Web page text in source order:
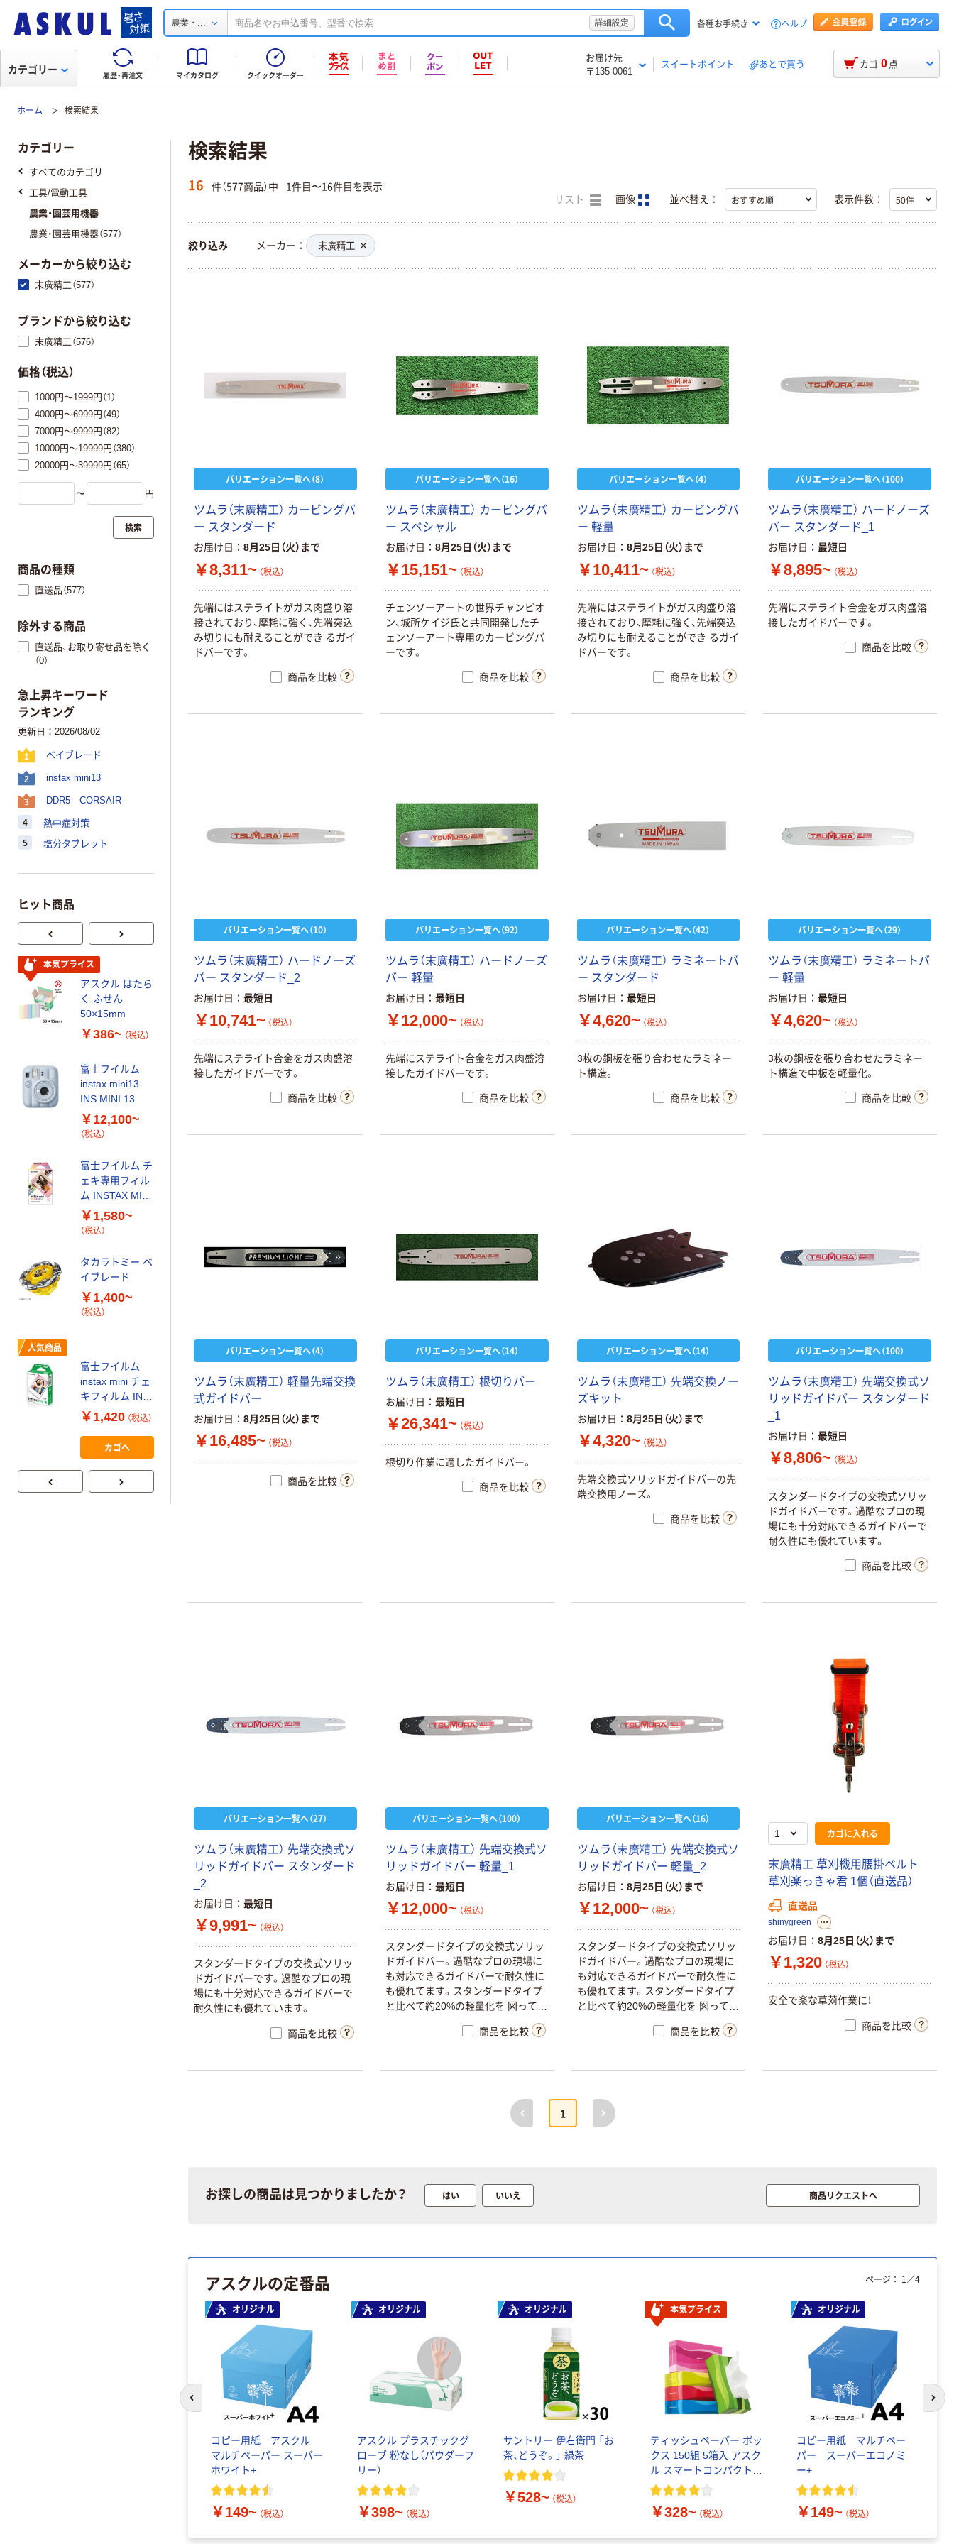
農業・ ... 詳細設定 各種お手続き ヘルプ
履歴・再注文 マイカタログ クイックオーダー
お届け先
〒135-0061
スイートポイント あとで買う
カテゴリー カゴ 0 点
ホーム 検索結果
検索結果
16 件（577商品）中 1件目〜16件目を表示
リスト 画像 並べ替え： 表示件数：
絞り込み メーカー 末廣精工
バリエーション一覧へ（8）
ツムラ （末廣精工） カー ビ ングバ
ー スタ ンダー ド
お届け日 8月25日（火）まで
￥8,311~ （税込）
先端にはステライ トがガス肉盛り 溶
接されており 、 摩耗に強く 、 先端突込
み切 り にも耐え る こ とができ るガイ
ド バーです。
商品を比較
バリエーション一覧へ（16）
ツムラ （末廣精工） カー ビ ングバ
ー スペシャ ル
お届け日 8月25日（火）まで
￥15,151~ （税込）
チェ ンソーアー トの世界チャ ンピオ
ン、城所ケイジ氏と共同 開発したチ
ェ ンソーアー ト専用のカービングバ
ーです。
商品を比較
バリエーション一覧へ（4）
ツムラ （末廣精工） カー ビ ングバ
ー 軽量
お届け日 8月25日（火）まで
￥10,411~ （税込）
先端にはステライ トがガス肉盛り 溶
接されており 、 摩耗に強く 、 先端突込
み切 り にも耐え る こ とができ るガイ
ド バーです。
商品を比較
バリエーション一覧へ（100）
ツムラ （末廣精工） ハー ド ノ ーズ
バー スタ ンダー ド 1
お届け日 最短日
￥8,895~ （税込）
先端にステライ ト合金をガス肉盛溶
接したガイ ド バーです。
商品を比較
バリエーション一覧へ（10）
ツムラ （末廣精工） ハー ド ノ ーズ
バー スタ ンダー ド 2
お届け日 最短日
￥10,741~ （税込）
先端にステライ ト合金をガス肉盛溶
接したガイ ド バーです。
商品を比較
バリエーション一覧へ（92）
ツムラ （末廣精工） ハー ド ノ ーズ
バー 軽量
お届け日 最短日
￥12,000~ （税込）
先端にステライ ト合金をガス肉盛溶
接したガイ ド バーです。
商品を比較
バリエーション一覧へ（42）
ツムラ （末廣精工） ラ ミ ネー トバ
ー スタ ンダー ド
お届け日 最短日
￥4,620~ （税込）
3枚の鋼板を張り合わせたラミネー
ト構造。
商品を比較
バリエーション一覧へ（29）
ツムラ （末廣精工） ラ ミ ネー トバ
ー 軽量
お届け日 最短日
￥4,620~ （税込）
3枚の鋼板を張り合わせたラミネー
ト構造で中板を軽量化。
商品を比較
バリエーション一覧へ（4）
ツムラ （末廣精工） 軽量先端交換
式ガイ ドバー
お届け日 8月25日（火）まで
￥16,485~ （税込）
商品を比較
バリエーション一覧へ（14）
ツムラ （末廣精工） 根切 り バー
お届け日 最短日
￥26,341~ （税込）
根切 り作業に適したガイ ド バー。
商品を比較
バリエーション一覧へ（14）
ツムラ （末廣精工） 先端交換 ノ ー
ズキ ッ ト
お届け日 8月25日（火）まで
￥4,320~ （税込）
先端交換式ソ リ ッ ドガイ ド バーの先
端交換用 ノ ーズ。
商品を比較
バリエーション一覧へ（100）
ツムラ （末廣精工） 先端交換式ソ
リ ッ ドガイ ドバー スタ ンダー ド
1
お届け日 最短日
￥8,806~ （税込）
スタ ンダー ドタイプの交換式ソ リ ッ
ドガイ ド バーです。過酷なプロの現
場にも十分対応できるガイ ド バーで
耐久性にも優れています。
商品を比較
バリエーション一覧へ（27）
ツムラ （末廣精工） 先端交換式ソ
リ ッ ドガイ ドバー スタ ンダー ド
2
お届け日 最短日
￥9,991~ （税込）
スタ ンダー ドタイプの交換式ソ リ ッ
ドガイ ドバーです。 過酷なプロの現
場にも十分対応できるガイ ドバーで
耐久性にも優れています。
商品を比較
バリエーション一覧へ（100）
ツムラ （末廣精工） 先端交換式ソ
リ ッ ドガイ ドバー 軽量 1
お届け日 最短日
￥12,000~ （税込）
スタ ンダー ドタイプの交換式ソ リ ッ
ドガイ ドバー。 過酷なプロの現場に
も対応できるガイ ドバーで耐久性に
も優れてます。 スタ ンダー ドタイプ
と 比べて約20%の軽量化を 図 ってま
商品を比較
バリエーション一覧へ（16）
ツムラ （末廣精工） 先端交換式ソ
リ ッ ドガイ ドバー 軽量 2
お届け日 8月25日（火）まで
￥12,000~ （税込）
スタ ンダー ドタイプの交換式ソ リ ッ
ドガイ ドバー。 過酷なプロの現場に
も対応できるガイ ドバーで耐久性に
も優れてます。 スタ ンダー ドタイプ
と 比べて約20%の軽量化を 図 ってま
商品を比較
カゴに入れる
末廣精工 草刈機用 腰掛ベル ト
草刈楽っ き ゃ君 1個 （直送品）
直送品
shinygreen
お届け日 8月25日（火）まで
￥1,320 （税込）
安全で楽な草苅作業に！
商品を比較
前へ
1
次へ
お探しの商品は見つかりましたか？ はい いいえ 商品リクエストへ
アスクルの定番品
オリジナル
コピー用紙 アスクル
マルチペーパー スーパー
ホワイト+
￥149~ （税込）
オリジナル
アスクル プラスチックグ
ローブ 粉なし（パウダーフ
リー）
￥398~ （税込）
オリジナル
サントリー 伊右衛門 「お
茶、どうぞ。」 緑茶
￥528~ （税込）
本気プライス
ティッシュペーパー ボッ
クス 150組 5箱入 アスク
ル スマートコンパクト
ビビッド PEFC認証
￥328~ （税込）
オリジナル
コピー用紙 マルチペー
パー スーパーエコノミ
ー+
￥149~ （税込）
ページ： 1 ／4
前のスライドへ 次
カテゴリー
すべてのカテゴリ
工具/電動工具
農業・園芸用機器
農業・園芸用機器（577）
メーカーから絞り込む
末廣精工（577）
ブランドから絞り込む
末廣精工（576）
価格（税込）
1000円～1999円（1）
4000円～6999円（49）
7000円～9999円（82）
10000円～19999円（380）
20000円～39999円（65）
〜 円
検索
商品の種類
直送品（577）
除外する商品
直送品、お取り寄せ品を除く
（0）
急上昇キーワード
ランキング
更新日：2026/08/02
1 ベイブレード
2 instax mini13
3 DDR5 CORSAIR
4 熱中症対策
5 塩分タブレット
ヒット商品
本気プライス
アスクル はたら
く ふせん
50×15mm
￥386~ （税込）
富士フイルム
instax mini13
INS MINI 13
￥12,100~
（税込）
富士フイルム チ
ェキ専用フィル
ム INSTAX MINI
WW2
￥1,580~
（税込）
タカラトミー ベ
イブレード
￥1,400~
（税込）
人気商品
富士フイルム
instax mini チェ
キフィルム INS
MINI JP1 1パッ
ク（10枚入り）
￥1,420 （税込）
カゴへ
オリジナル
乾電池 単3
形 アルカリ乾
電池 北欧パッ
ケージ アスク
ルオリジナル
本気プライス
【ガムテープ】ア
スクル 現場のチ
0.22mm 布テー
ケージ アスク
ルオリジナル
￥140~ （税込）
テープ
￥358~
本気プライス
アスクル はたら
75×25mm
￥377~
本気プライス
大塚製薬工場
経口補水液 オー
エスワン（OS-1）
本気プライス
レクリーナー
トイレシート
オリジナル
￥330~ （税込）
A4タテ(コクヨ
￥115~
本気プライス
トイレットペー
パー シングル
120ｍ 再生紙
100% 6ロール
リサイクル100
本気プライス
アスクル はたら
く ふせん
50×15mm
富士フイルム
INS MINI 13
（税込）
タカラトミー ベ
人気商品
instax mini チェ
キフィルム INS
MINI JP1 1パッ
ク（10枚入り）
￥1,420 （税込）
カゴへ